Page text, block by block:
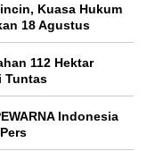
Kuasa Hukum
18 Agustus
112 Hektar
Tuntas
Indonesia